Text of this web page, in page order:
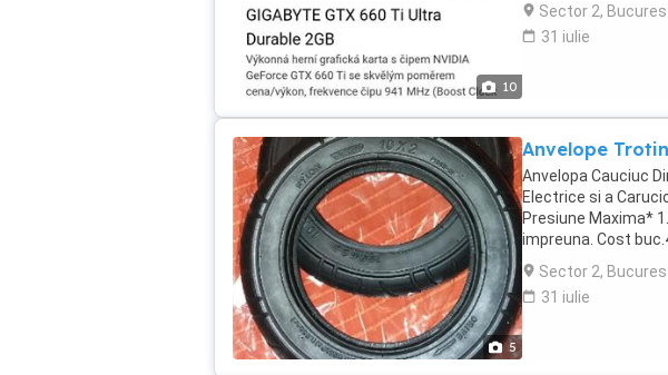
10
Sector 2,
31 iulie
5
Anvelope
Anvelopa Cauciuc
Electrice si a
Presiune Maxima*
impreuna. Cost
din sectorul 2*
schimburi* Nu
sa folositi
Sector 2,
31 iulie